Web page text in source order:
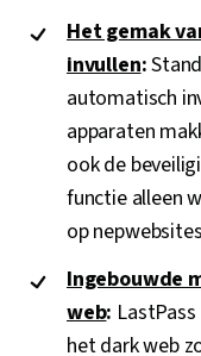
Het gemak
invullen:
automatisch
apparaten
ook de
functie alleen
op
Ingebouwde
web:
het dark web